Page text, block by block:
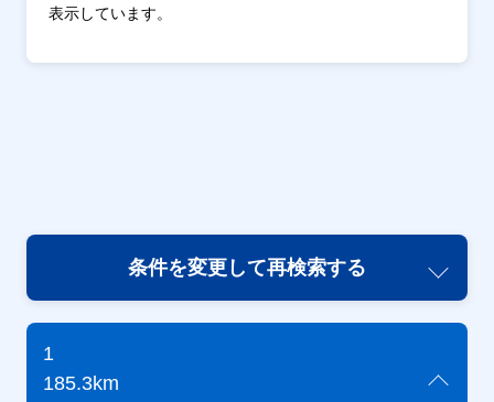
表示しています。
条件を変更して再検索する
1
185.3km